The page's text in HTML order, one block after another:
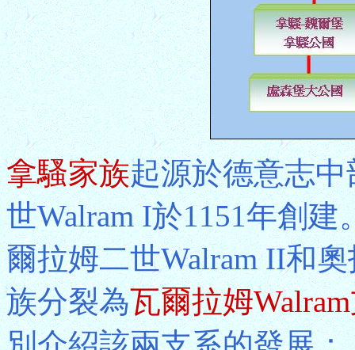
拿騷家族起源於德意志
世Walram I於1151年創
爾拉姆二世Walram II和
族分裂為瓦爾拉姆